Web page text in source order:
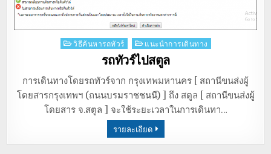
Posted
วิธีค้นหารถทัวร์ แนะนำการเดินทาง
รถทัวร์ไปสตูล
การเดินทางโดยรถทัวร์จาก กรุงเทพมหานคร [ สถานีขนส่งผู้
โดยสารกรุงเทพฯ (ถนนบรมราชชนนี) ] ถึง สตูล [ สถานีขนส่งผู้
โดยสาร จ.สตูล ] จะใช้ระยะเวลาในการเดินทา…
รายละเอียด